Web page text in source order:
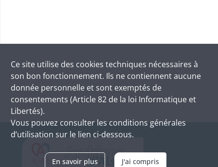
Ce site utilise des cookies techniques nécessaires à
son bon fonctionnement. Ils ne contiennent aucune
donnée personnelle et sont exemptés de
consentements (Article 82 de la loi Informatique et
Libertés).
Vous pouvez consulter les conditions générales
d’utilisation sur le lien ci-dessous.
En savoir plus J'ai compris